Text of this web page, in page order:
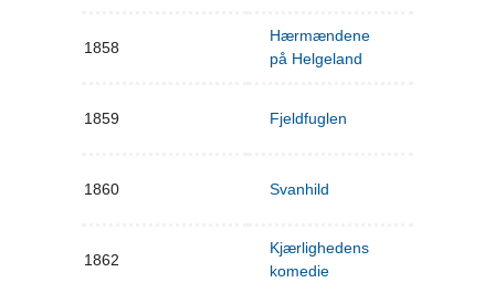
1858
Hærmændene
på Helgeland
1859 Fjeldfuglen
1860 Svanhild
1862
Kjærlighedens
komedie